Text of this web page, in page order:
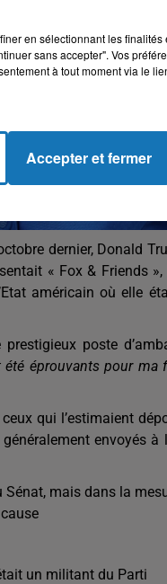
dernier, Donald
« Fox & Friends »,
américain où elle
poste
éprouvants pour ma
qui l’estimaient
envoyés à
mais dans la
un militant du Parti
en sélectionnant les
sans accepter". Vos
à tout moment via le
Accepter et fermer